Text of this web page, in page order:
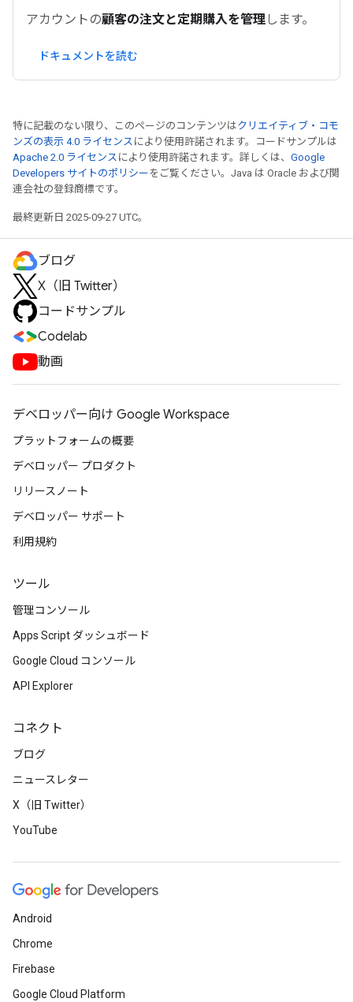
アカウントの顧客の注文と定期購入を管理 します。
ドキュメントを読む
特に記載のない限り、このページのコンテンツはクリエイティブ・コモ
ンズの表示 4.0 ライセンス により使用許諾されます。コードサンプルは
Apache 2.0 ライセンス により使用許諾されます。詳しくは、 Google
Developers サイトのポリシー をご覧ください。Java は Oracle および関
連会社の登録商標です。
最終更新日 2025-09-27 UTC。
ブログ
X（旧 Twitter）
コードサンプル
Codelab
動画
デベロッパー向け Google Workspace
プラットフォームの概要
デベロッパー プロダクト
リリースノート
デベロッパー サポート
利用規約
ツール
管理コンソール
Apps Script ダッシュボード
Google Cloud コンソール
API Explorer
コネクト
ブログ
ニュースレター
X（旧 Twitter）
YouTube
Android
Chrome
Firebase
Google Cloud Platform